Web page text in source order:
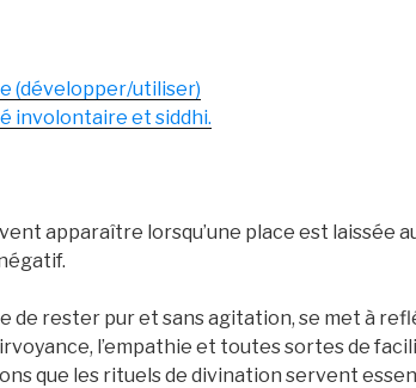
(développer/utiliser)
involontaire et siddhi.
apparaître lorsqu’une place est laissée
de rester pur et sans agitation, se met à
l’empathie et toutes sortes de
que les rituels de divination servent